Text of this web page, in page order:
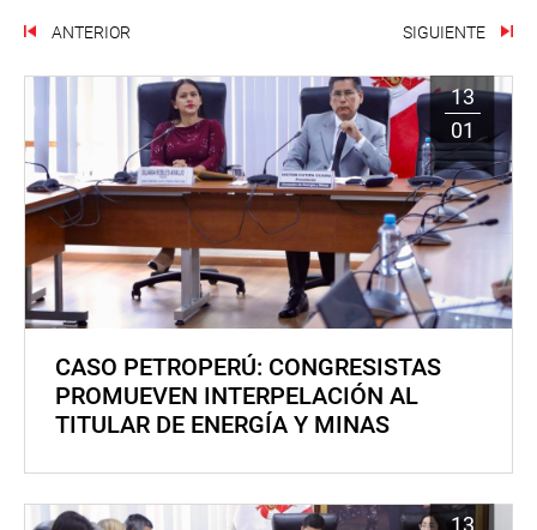
ANTERIOR SIGUIENTE
13
01
CASO PETROPERÚ: CONGRESISTAS
PROMUEVEN INTERPELACIÓN AL
TITULAR DE ENERGÍA Y MINAS
13